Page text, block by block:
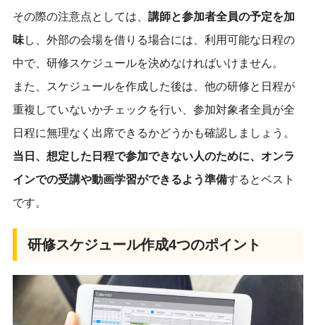
その際の注意点としては、 講師と参加者全員の予定を加
味し、外部の会場を借りる場合には、利用可能な日程の
中で、研修スケジュールを決めなければいけません。
また、スケジュールを作成した後は、他の研修と日程が
重複していないかチェックを行い、参加対象者全員が全
日程に無理なく出席できるかどうかも確認しましょう。
当日、想定した日程で参加できない人のために、オンラ
インでの受講や動画学習ができるよう準備するとベスト
です。
研修スケジュール作成4つのポイント